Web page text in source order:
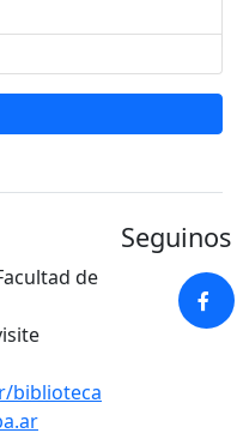
de
biblioteca